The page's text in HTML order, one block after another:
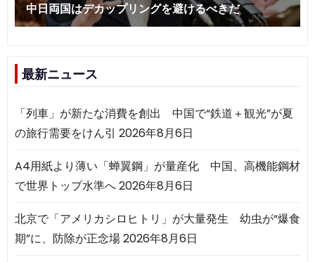
最新ニュース
「列車」が新たな消費を創出 中国で“鉄道＋観光”が夏
の旅行需要をけん引 2026年8月6日
A4用紙より薄い「蝉翼鋼」が量産化 中国、高機能鋼材
で世界トップ水準へ2026年8月6日
北京で「アメリカシロヒトリ」が大量発生 幼虫が“爆食
期”に、防除が正念場2026年8月6日